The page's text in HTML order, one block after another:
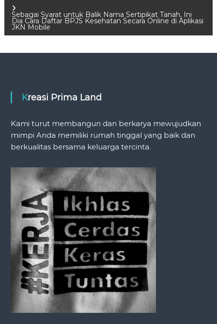
o
s
t
a
v
a
o
n
Sebagai Syarat untuk Balik Nama Sertipikat Tanah, Ini
Dia Cara Daftar BPJS Kesehatan Secara Online di Aplikasi
JKN Mobile
Kreasi Prima Land
Kami turut membangun dan berkarya mewujudkan
mimpi Anda memiliki rumah tinggal yang baik dan
berkualitas bersama keluarga tercinta.